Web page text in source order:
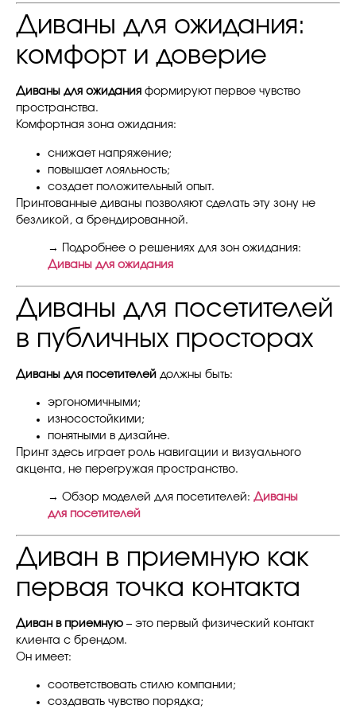
Диваны для ожидания:
комфорт и доверие
Диваны для ожидания формируют первое чувство
пространства.
Комфортная зона ожидания:
снижает напряжение;
повышает лояльность;
создает положительный опыт.
Принтованные диваны позволяют сделать эту зону не
безликой, а брендированной.
→ Подробнее о решениях для зон ожидания:
Диваны для ожидания
Диваны для посетителей
в публичных просторах
Диваны для посетителей должны быть:
эргономичными;
износостойкими;
понятными в дизайне.
Принт здесь играет роль навигации и визуального
акцента, не перегружая пространство.
→ Обзор моделей для посетителей: Диваны
для посетителей
Диван в приемную как
первая точка контакта
Диван в приемную – это первый физический контакт
клиента с брендом.
Он имеет:
соответствовать стилю компании;
создавать чувство порядка;